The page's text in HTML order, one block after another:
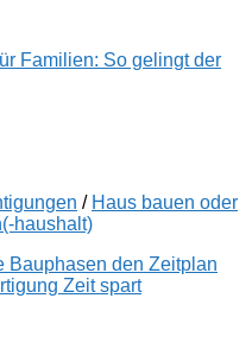
Familien: So gelingt der
/ Haus bauen oder
haushalt)
Bauphasen den Zeitplan
Zeit spart